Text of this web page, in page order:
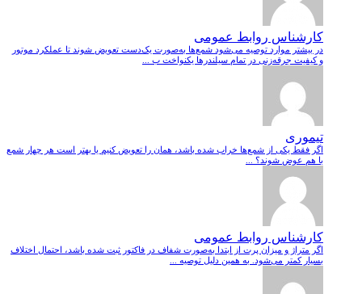
کارشناس روابط عمومی
در بیشتر موارد توصیه می‌شود شمع‌ها به‌صورت یک‌دست تعویض شوند تا عملکرد موتور
و کیفیت جرقه‌زنی در تمام سیلندرها یکنواخت ب ...
تیموری
اگر فقط یکی از شمع‌ها خراب شده باشد، همان را تعویض کنیم یا بهتر است هر چهار شمع
با هم عوض شوند؟ ...
کارشناس روابط عمومی
اگر متراژ و میزان پرت از ابتدا به‌صورت شفاف در فاکتور ثبت شده باشد، احتمال اختلاف
بسیار کمتر می‌شود. به همین دلیل توصیه ...